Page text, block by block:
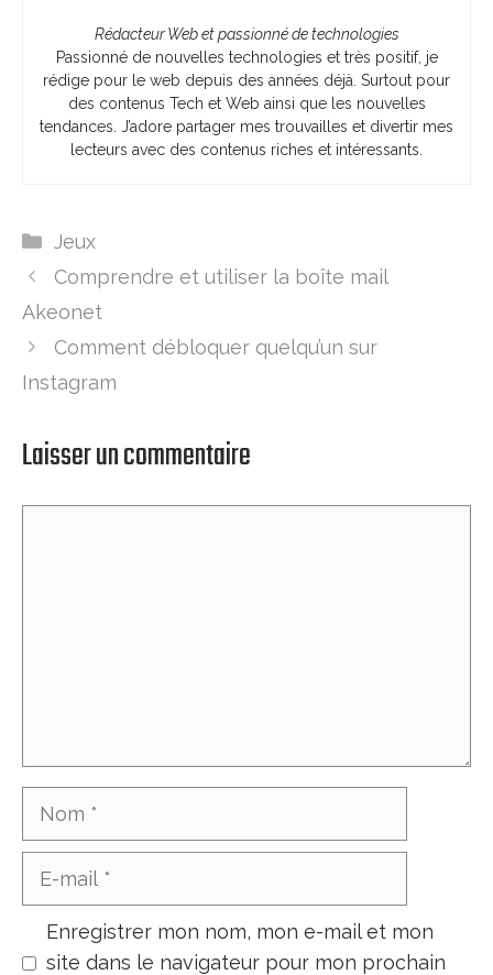
Rédacteur Web et passionné de technologies
Passionné de nouvelles technologies et très positif, je
rédige pour le web depuis des années déjà. Surtout pour
des contenus Tech et Web ainsi que les nouvelles
tendances. J’adore partager mes trouvailles et divertir mes
lecteurs avec des contenus riches et intéressants.
Catégories
Jeux
Comprendre et utiliser la boîte mail
Akeonet
Comment débloquer quelqu’un sur
Instagram
Laisser un commentaire
Enregistrer mon nom, mon e-mail et mon
site dans le navigateur pour mon prochain